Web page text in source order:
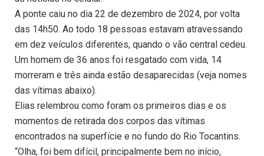
A ponte caiu no dia 22 de dezembro de 2024, por volta
das 14h50. Ao todo 18 pessoas estavam atravessando
em dez veículos diferentes, quando o vão central cedeu.
Um homem de 36 anos foi resgatado com vida, 14
morreram e três ainda estão desaparecidas (veja nomes
das vítimas abaixo).
Elias relembrou como foram os primeiros dias e os
momentos de retirada dos corpos das vítimas
encontrados na superfície e no fundo do Rio Tocantins.
“Olha, foi bem difícil, principalmente bem no início,